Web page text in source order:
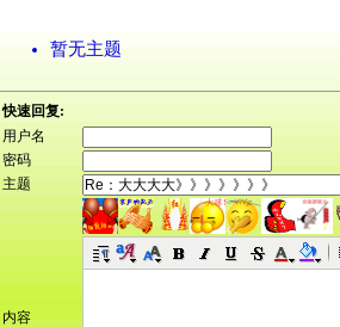
暂无主题
快速回复:
用户名
密码
主题
内容